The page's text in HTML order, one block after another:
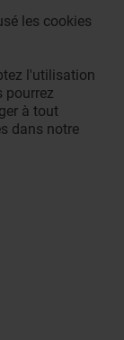
les cookies
l'utilisation
pourrez
à tout
dans notre